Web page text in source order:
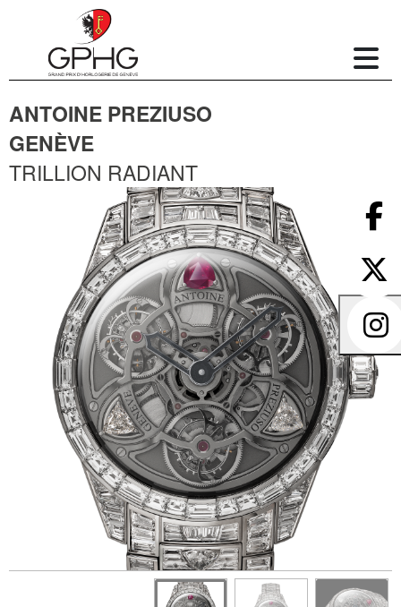
ANTOINE PREZIUSO
GENÈVE
TRILLION RADIANT